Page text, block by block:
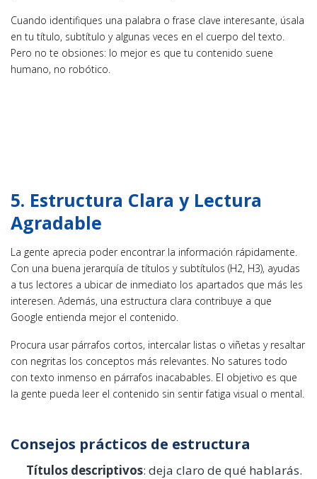
Cuando identifiques una palabra o frase clave interesante, úsala
en tu título, subtítulo y algunas veces en el cuerpo del texto.
Pero no te obsiones: lo mejor es que tu contenido suene
humano, no robótico.
5. Estructura Clara y Lectura
Agradable
La gente aprecia poder encontrar la información rápidamente.
Con una buena jerarquía de títulos y subtítulos (H2, H3), ayudas
a tus lectores a ubicar de inmediato los apartados que más les
interesen. Además, una estructura clara contribuye a que
Google entienda mejor el contenido.
Procura usar párrafos cortos, intercalar listas o viñetas y resaltar
con negritas los conceptos más relevantes. No satures todo
con texto inmenso en párrafos inacabables. El objetivo es que
la gente pueda leer el contenido sin sentir fatiga visual o mental.
Consejos prácticos de estructura
Títulos descriptivos: deja claro de qué hablarás.